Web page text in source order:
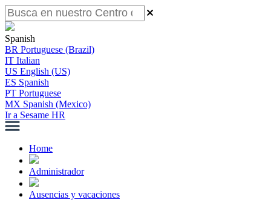
Spanish
BR Portuguese (Brazil)
IT Italian
US English (US)
ES Spanish
PT Portuguese
MX Spanish (Mexico)
Ir a Sesame HR
Home
Administrador
Ausencias y vacaciones